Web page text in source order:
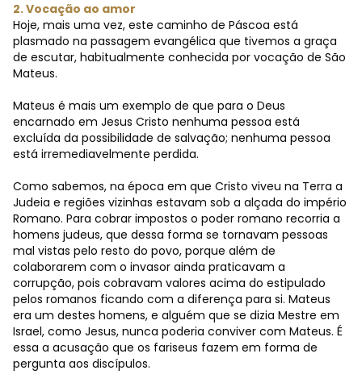
2. Vocação ao amor
Hoje, mais uma vez, este caminho de Páscoa está
plasmado na passagem evangélica que tivemos a graça
de escutar, habitualmente conhecida por vocação de São
Mateus.
Mateus é mais um exemplo de que para o Deus
encarnado em Jesus Cristo nenhuma pessoa está
excluída da possibilidade de salvação; nenhuma pessoa
está irremediavelmente perdida.
Como sabemos, na época em que Cristo viveu na Terra a
Judeia e regiões vizinhas estavam sob a alçada do império
Romano. Para cobrar impostos o poder romano recorria a
homens judeus, que dessa forma se tornavam pessoas
mal vistas pelo resto do povo, porque além de
colaborarem com o invasor ainda praticavam a
corrupção, pois cobravam valores acima do estipulado
pelos romanos ficando com a diferença para si. Mateus
era um destes homens, e alguém que se dizia Mestre em
Israel, como Jesus, nunca poderia conviver com Mateus. É
essa a acusação que os fariseus fazem em forma de
pergunta aos discípulos.